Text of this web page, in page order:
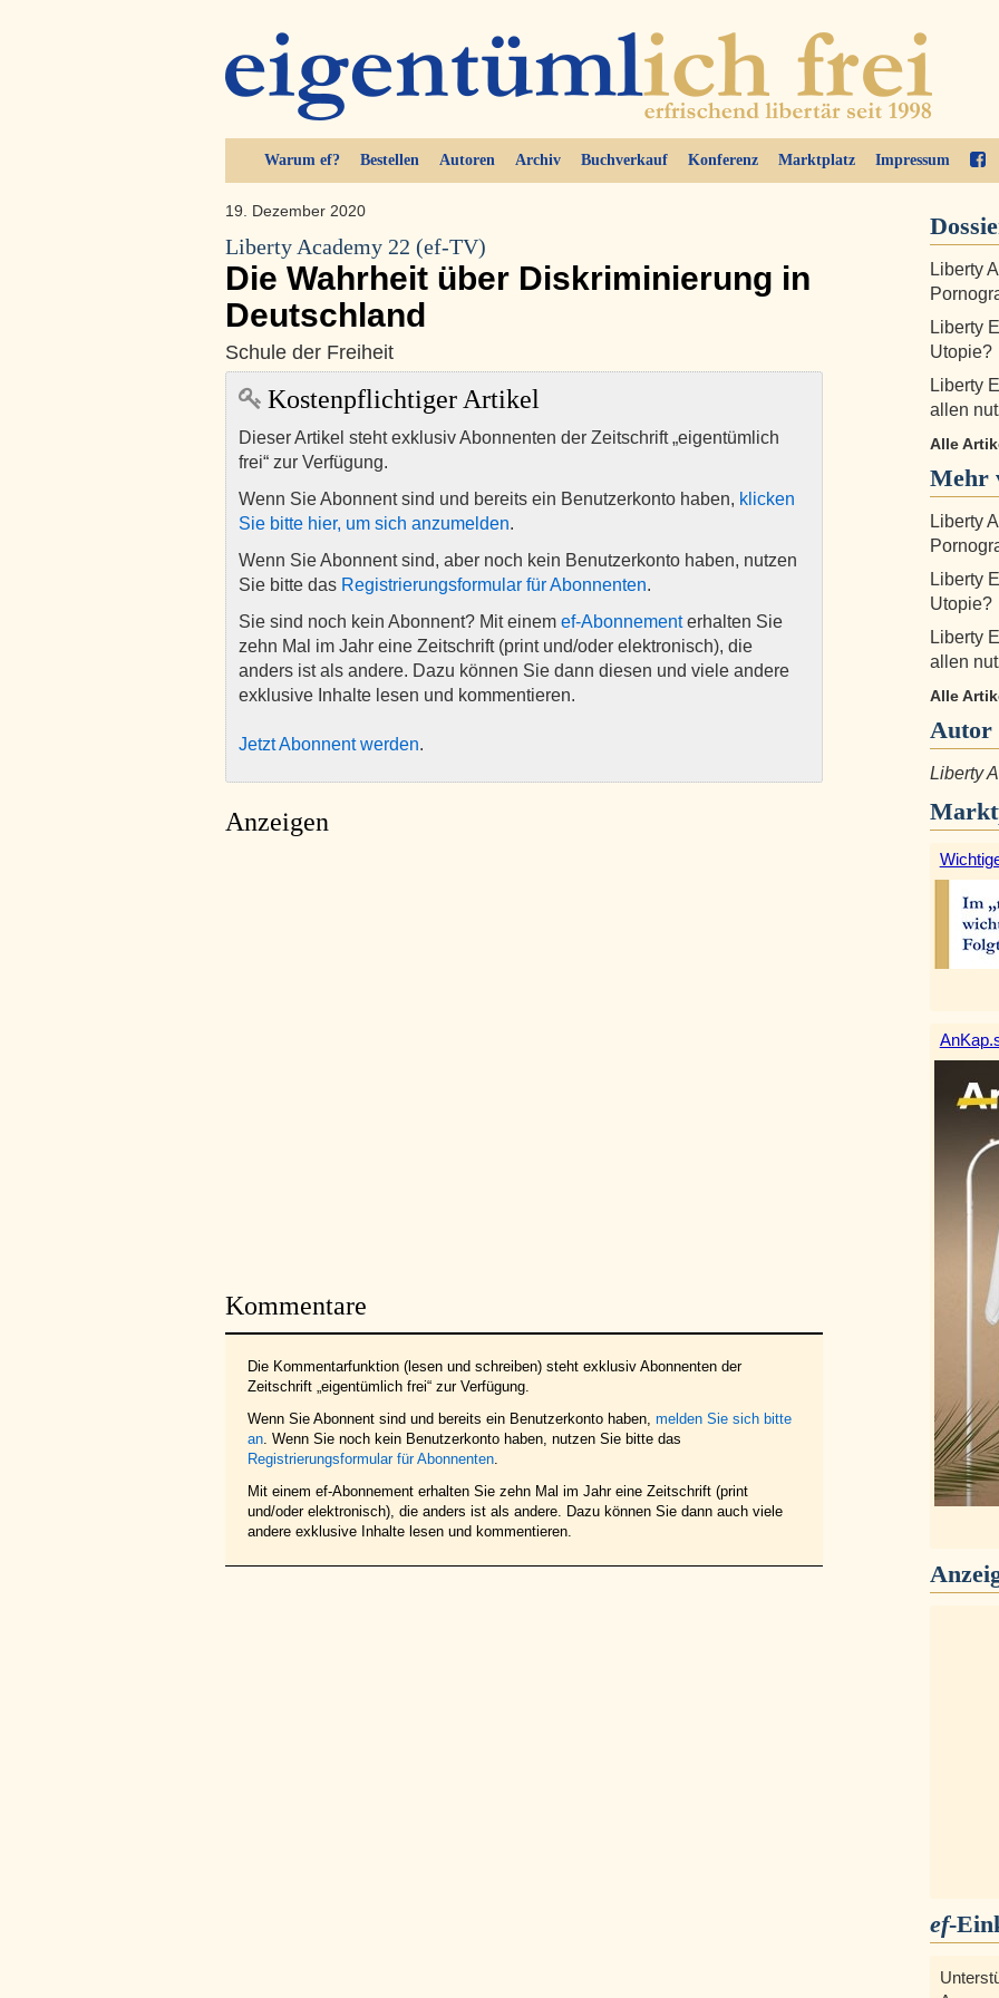
Warum ef? Bestellen Autoren Archiv Buchverkauf Konferenz Marktplatz Impressum
19. Dezember 2020
Liberty Academy 22 (ef-TV)
Die Wahrheit über Diskriminierung in
Deutschland
Schule der Freiheit
Kostenpflichtiger Artikel
Dieser Artikel steht exklusiv Abonnenten der Zeitschrift „eigentümlich
frei“ zur Verfügung.
Wenn Sie Abonnent sind und bereits ein Benutzerkonto haben, klicken
Sie bitte hier, um sich anzumelden.
Wenn Sie Abonnent sind, aber noch kein Benutzerkonto haben, nutzen
Sie bitte das Registrierungsformular für Abonnenten.
Sie sind noch kein Abonnent? Mit einem ef-Abonnementerhalten Sie
zehn Mal im Jahr eine Zeitschrift (print und/oder elektronisch), die
anders ist als andere. Dazu können Sie dann diesen und viele andere
exklusive Inhalte lesen und kommentieren.
Jetzt Abonnent werden.
Anzeigen
Kommentare
Die Kommentarfunktion (lesen und schreiben) steht exklusiv Abonnenten der
Zeitschrift „eigentümlich frei“ zur Verfügung.
Wenn Sie Abonnent sind und bereits ein Benutzerkonto haben, melden Sie sich bitte
an. Wenn Sie noch kein Benutzerkonto haben, nutzen Sie bitte das
Registrierungsformular für Abonnenten.
Mit einem ef-Abonnement erhalten Sie zehn Mal im Jahr eine Zeitschrift (print
und/oder elektronisch), die anders ist als andere. Dazu können Sie dann auch viele
andere exklusive Inhalte lesen und kommentieren.
Liberty
Liberty
Utopie?
Liberty
allen
Alle
Mehr
Liberty
Liberty
Utopie?
Liberty
allen
Alle
Autor
Liberty
ef-